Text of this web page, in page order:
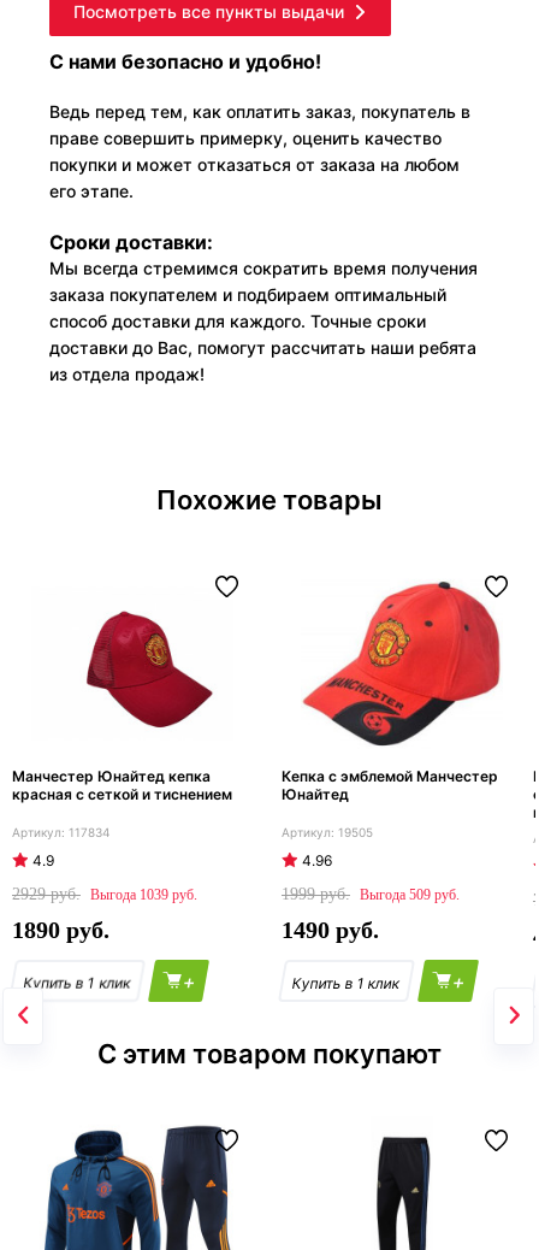
Посмотреть все пункты выдачи
С нами безопасно и удобно!
Ведь перед тем, как оплатить заказ, покупатель в
праве совершить примерку, оценить качество
покупки и может отказаться от заказа на любом
его этапе.
Сроки доставки:
Мы всегда стремимся сократить время получения
заказа покупателем и подбираем оптимальный
способ доставки для каждого. Точные сроки
доставки до Вас, помогут рассчитать наши ребята
из отдела продаж!
Похожие товары
Манчестер Юнайтед кепка
красная с сеткой и тиснением
117834
4.9
2929
1039
1890
+
Кепка с эмблемой Манчестер
Юнайтед
19505
4.96
1999
509
1490
+
С этим товаром покупают